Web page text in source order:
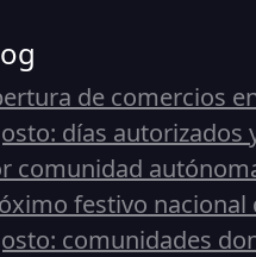
de comercios
días autorizados
comunidad
festivo nacional
comunidades